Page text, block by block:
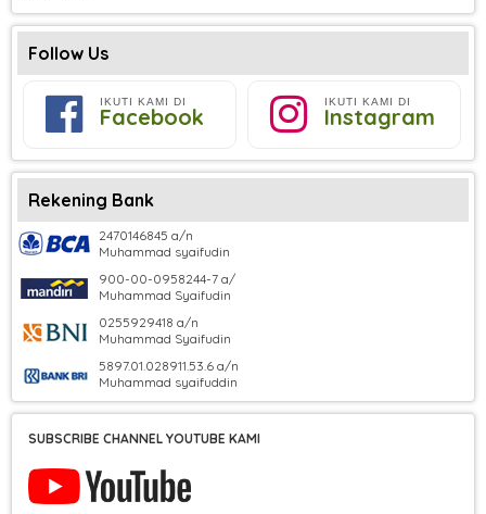
Follow Us
IKUTI KAMI DI
Facebook
IKUTI KAMI DI
Instagram
Rekening Bank
2470146845 a/n
Muhammad syaifudin
900-00-0958244-7 a/
Muhammad Syaifudin
0255929418 a/n
Muhammad Syaifudin
5897.01.028911.53.6 a/n
Muhammad syaifuddin
SUBSCRIBE CHANNEL YOUTUBE KAMI